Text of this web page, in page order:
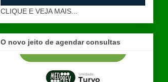
CLIQUE E VEJA MAIS...
O novo jeito de agendar consultas